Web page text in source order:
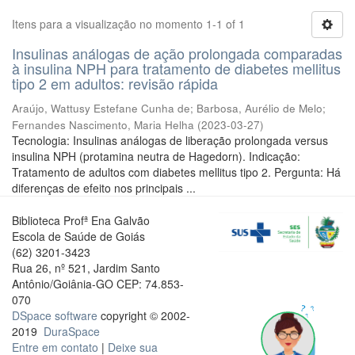
Itens para a visualização no momento 1-1 of 1
Insulinas análogas de ação prolongada comparadas
à insulina NPH para tratamento de diabetes mellitus
tipo 2 em adultos: revisão rápida
Araújo, Wattusy Estefane Cunha de; Barbosa, Aurélio de Melo;
Fernandes Nascimento, Maria Helha (2023-03-27)
Tecnologia: Insulinas análogas de liberação prolongada versus
insulina NPH (protamina neutra de Hagedorn). Indicação:
Tratamento de adultos com diabetes mellitus tipo 2. Pergunta: Há
diferenças de efeito nos principais ...
Biblioteca Profª Ena Galvão
Escola de Saúde de Goiás
(62) 3201-3423
Rua 26, nº 521, Jardim Santo
Antônio/Goiânia-GO CEP: 74.853-
070
DSpace software copyright © 2002-
2019 DuraSpace
Entre em contato | Deixe sua